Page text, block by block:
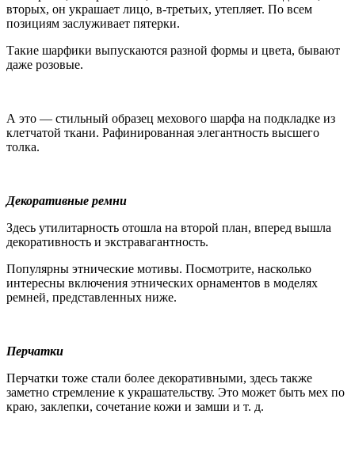
вторых, он украшает лицо, в-третьих, утепляет. По всем
позициям заслуживает пятерки.
Такие шарфики выпускаются разной формы и цвета, бывают
даже розовые.
А это — стильный образец мехового шарфа на подкладке из
клетчатой ткани. Рафинированная элегантность высшего
толка.
Декоративные ремни
Здесь утилитарность отошла на второй план, вперед вышла
декоративность и экстравагантность.
Популярны этнические мотивы. Посмотрите, насколько
интересны включения этнических орнаментов в моделях
ремней, представленных ниже.
Перчатки
Перчатки тоже стали более декоративными, здесь также
заметно стремление к украшательству. Это может быть мех по
краю, заклепки, сочетание кожи и замши и т. д.